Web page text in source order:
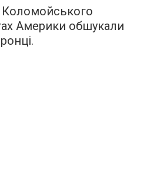
Коломойського
Америки обшукали